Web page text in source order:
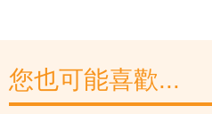
您也可能喜歡...